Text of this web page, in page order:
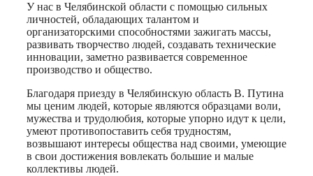
У нас в Челябинской области с помощью сильных
личностей, обладающих талантом и
организаторскими способностями зажигать массы,
развивать творчество людей, создавать технические
инновации, заметно развивается современное
производство и общество.
Благодаря приезду в Челябинскую область В. Путина
мы ценим людей, которые являются образцами воли,
мужества и трудолюбия, которые упорно идут к цели,
умеют противопоставить себя трудностям,
возвышают интересы общества над своими, умеющие
в свои достижения вовлекать большие и малые
коллективы людей.